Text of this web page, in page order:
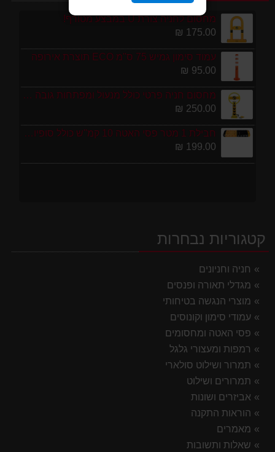
מחסום לחניה צורת U במבצע מטורף!
175.00 ₪
עמוד סימון גמיש 75 ס''מ ECO תוצרת אירופה
95.00 ₪
מחסום חניה פרטי כולל מנעול ומפתחות גובה 70 ס"מ
250.00 ₪
חבילת 1 מטר פסי האטה 10 קמ''ש כולל סופיות מפלסטיק
199.00 ₪
קטגוריות נבחרות
חניה וחניונים
מגדלי תאורה ופנסים
מוצרי הנגשה בטיחותי
עמודי סימון וקונוסים
פסי האטה ומחסומים
רמפות ומעצורי גלגל
תמרור ושילוט סולארי
תמרורים ושילוט
אביזרים ושונות
הוראות התקנה
מאמרים
שאלות ותשובות